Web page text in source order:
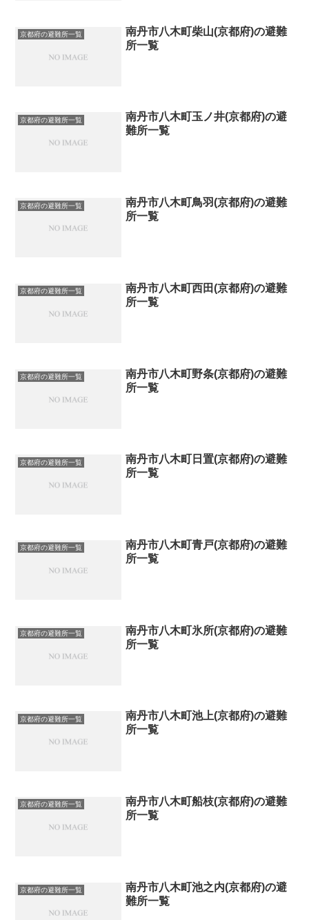
京都府の避難所一覧
南丹市八木町柴山(京都府)の避難
所一覧
京都府の避難所一覧
南丹市八木町玉ノ井(京都府)の避
難所一覧
京都府の避難所一覧
南丹市八木町鳥羽(京都府)の避難
所一覧
京都府の避難所一覧
南丹市八木町西田(京都府)の避難
所一覧
京都府の避難所一覧
南丹市八木町野条(京都府)の避難
所一覧
京都府の避難所一覧
南丹市八木町日置(京都府)の避難
所一覧
京都府の避難所一覧
南丹市八木町青戸(京都府)の避難
所一覧
京都府の避難所一覧
南丹市八木町氷所(京都府)の避難
所一覧
京都府の避難所一覧
南丹市八木町池上(京都府)の避難
所一覧
京都府の避難所一覧
南丹市八木町船枝(京都府)の避難
所一覧
京都府の避難所一覧
南丹市八木町池之内(京都府)の避
難所一覧